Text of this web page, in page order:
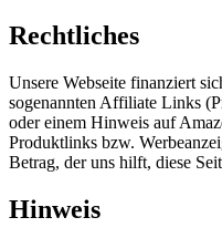
Rechtliches
Unsere Webseite finanziert
sogenannten Affiliate Links
oder einem Hinweis auf
Produktlinks bzw.
Betrag, der uns hilft, diese
Hinweis